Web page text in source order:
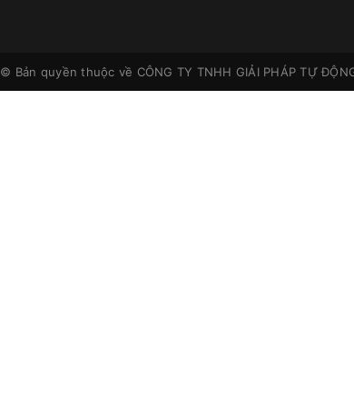
© Bản quyền thuộc về CÔNG TY TNHH GIẢI PHÁP TỰ